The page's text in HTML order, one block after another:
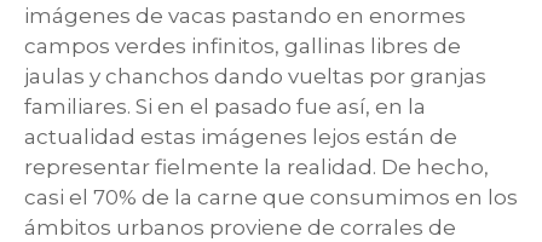
imágenes de vacas pastando en enormes
campos verdes infinitos, gallinas libres de
jaulas y chanchos dando vueltas por granjas
familiares. Si en el pasado fue así, en la
actualidad estas imágenes lejos están de
representar fielmente la realidad. De hecho,
casi el 70% de la carne que consumimos en los
ámbitos urbanos proviene de corrales de